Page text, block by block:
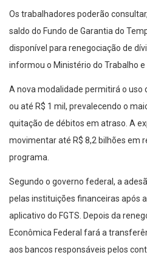
Os trabalhadores poderão
saldo do Fundo de Garantia do
disponível para renegociação de
informou o Ministério do Trabalho e
A nova modalidade permitirá o uso
ou até R$ 1 mil, prevalecendo o
quitação de débitos em atraso. A
movimentar até R$ 8,2 bilhões em
programa.
Segundo o governo federal, a
pelas instituições financeiras após
aplicativo do FGTS. Depois da
Econômica Federal fará a
aos bancos responsáveis pelos